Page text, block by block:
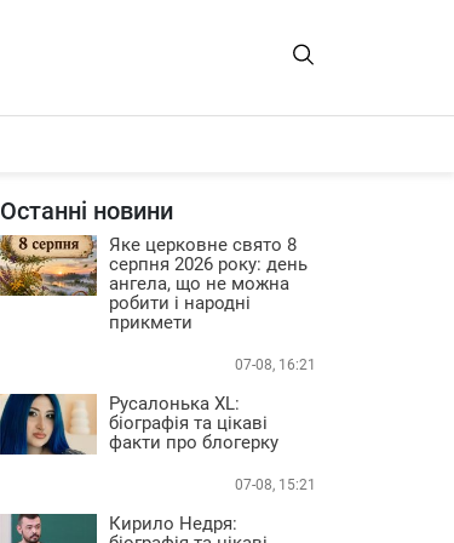
Останні новини
Яке церковне свято 8
серпня 2026 року: день
ангела, що не можна
робити і народні
прикмети
07-08, 16:21
Русалонька XL:
біографія та цікаві
факти про блогерку
07-08, 15:21
Кирило Недря: